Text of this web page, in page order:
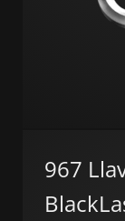
967